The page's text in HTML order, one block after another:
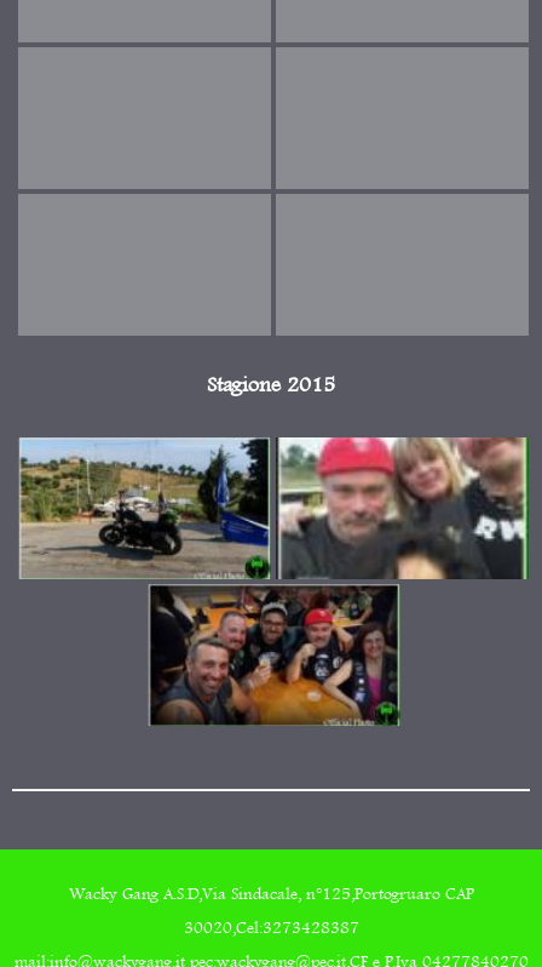
Stagione 2015
Wacky Gang A.S.D,Via Sindacale, n°125,Portogruaro CAP
30020,Cel:3273428387
mail:info@wackygang.it pec:wackygang@pec.it,CF e P.Iva 04277840270